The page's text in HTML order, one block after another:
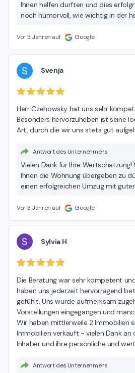
Ihnen helfen durften und dies
noch humorvoll, wie wichtig in der
Vor 3 Jahren auf Google
S Svenja
Herr Czehowsky hat uns sehr
Besonders hervorzuheben ist seine
Art, durch die wir uns stets gut
Antwort des Unternehmens
Vielen Dank für Ihre
Ihnen die Wohnung übergeben zu
einen erfolgreichen Umzug mit
Vor 3 Jahren auf Google
S Sylvia H
Die Beratung war sehr kompetent
haben uns jederzeit hervorragend
gefühlt. Uns wurde aufmerksam
Vorstellungen eingegangen und
Wir haben mittlerweile 2 Immobilien
Immobilien verkauft - vielen Dank an
Inhaber und ihre persönliche und
Antwort des Unternehmens